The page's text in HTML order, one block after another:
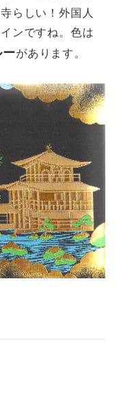
らしい！外国人
ンですね。色は
があります。